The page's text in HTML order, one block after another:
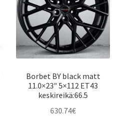
Borbet BY black matt
11.0×23″ 5×112 ET43
keskireikä:66.5
630.74€